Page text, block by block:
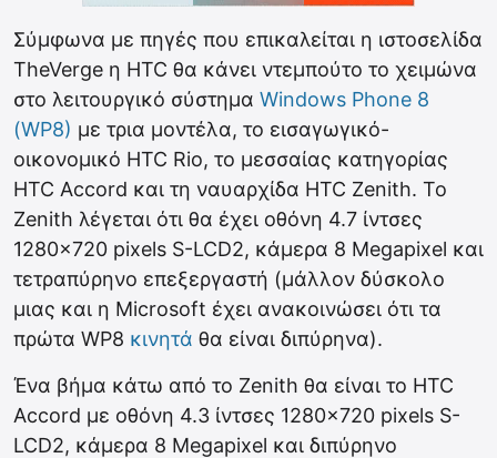
Σύμφωνα με πηγές που επικαλείται η ιστοσελίδα
TheVerge η HTC θα κάνει ντεμπούτο το χειμώνα
στο λειτουργικό σύστημα Windows Phone 8
(WP8) με τρια μοντέλα, το εισαγωγικό-
οικονομικό HTC Rio, το μεσσαίας κατηγορίας
HTC Accord και τη ναυαρχίδα HTC Zenith. Το
Zenith λέγεται ότι θα έχει οθόνη 4.7 ίντσες
1280×720 pixels S-LCD2, κάμερα 8 Megapixel και
τετραπύρηνο επεξεργαστή (μάλλον δύσκολο
μιας και η Microsoft έχει ανακοινώσει ότι τα
πρώτα WP8 κινητά θα είναι διπύρηνα).
Ένα βήμα κάτω από το Zenith θα είναι το HTC
Accord με οθόνη 4.3 ίντσες 1280×720 pixels S-
LCD2, κάμερα 8 Megapixel και διπύρηνο